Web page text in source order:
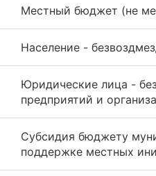
Местный бюджет (не
Население -
Юридические лица -
предприятий и
Субсидия бюджету
поддержке местных